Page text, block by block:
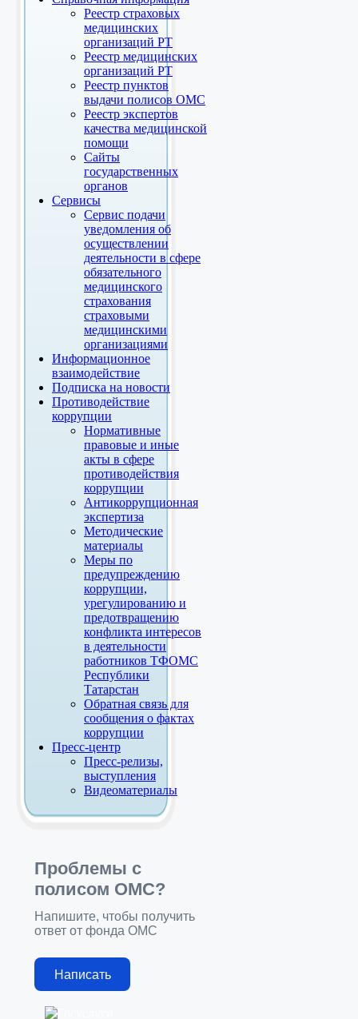
Реестр страховых
медицинских
организаций РТ
Реестр медицинских
организаций РТ
Реестр пунктов
выдачи полисов ОМС
Реестр экспертов
качества медицинской
помощи
Сайты
государственных
органов
Сервисы
Сервис подачи
уведомления об
осуществлении
деятельности в сфере
обязательного
медицинского
страхования
страховыми
медицинскими
организациями
Информационное
взаимодействие
Подписка на новости
Противодействие
коррупции
Нормативные
правовые и иные
акты в сфере
противодействия
коррупции
Антикоррупционная
экспертиза
Методические
материалы
Меры по
предупреждению
коррупции,
урегулированию и
предотвращению
конфликта интересов
в деятельности
работников ТФОМС
Республики
Татарстан
Обратная связь для
сообщения о фактах
коррупции
Пресс-центр
Пресс-релизы,
выступления
Видеоматериалы
Проблемы с
полисом ОМС?
Напишите, чтобы получить
ответ от фонда ОМС
Написать